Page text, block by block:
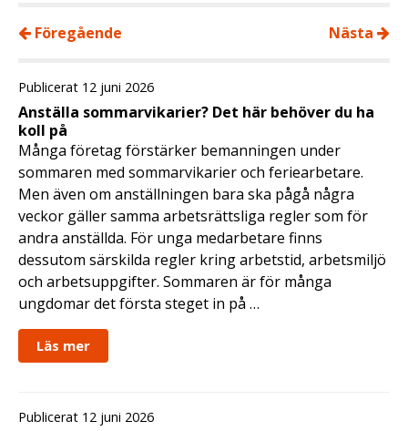
Föregående Nästa
Publicerat 12 juni 2026
Anställa sommarvikarier? Det här behöver du ha
koll på
Många företag förstärker bemanningen under
sommaren med sommarvikarier och feriearbetare.
Men även om anställningen bara ska pågå några
veckor gäller samma arbetsrättsliga regler som för
andra anställda. För unga medarbetare finns
dessutom särskilda regler kring arbetstid, arbetsmiljö
och arbetsuppgifter. Sommaren är för många
ungdomar det första steget in på …
Läs mer
Publicerat 12 juni 2026